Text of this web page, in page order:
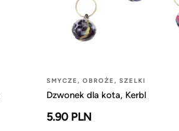
SMYCZE, OBROŻE, SZELKI
Dzwonek dla kota, Kerbl
5.90 PLN